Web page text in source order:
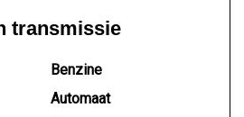
transmissie
Benzine
Automaat